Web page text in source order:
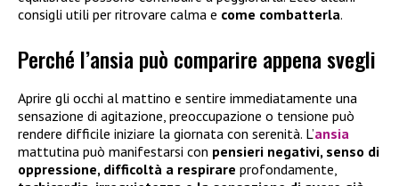
consigli utili per ritrovare calma e come combatterla.
Perché l’ansia può comparire appena svegli
Aprire gli occhi al mattino e sentire immediatamente una
sensazione di agitazione, preoccupazione o tensione può
rendere difficile iniziare la giornata con serenità. L’ansia
mattutina può manifestarsi con pensieri negativi, senso di
oppressione, difficoltà a respirare profondamente,